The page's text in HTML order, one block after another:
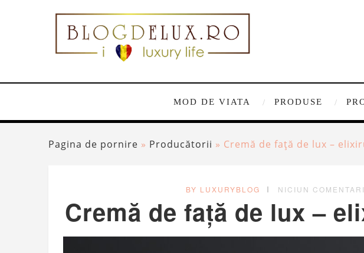
MOD DE VIATA PRODUSE
Pagina de pornire » Producătorii » Cremă de față de lux –
BY LUXURYBLOG NICIUN
Cremă de față de lux –